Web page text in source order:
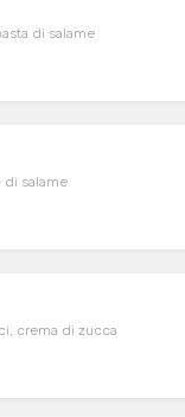
di salame
di salame
crema di zucca